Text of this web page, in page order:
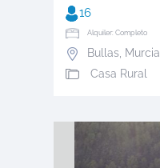
16
Alquiler: Completo
Bullas, Murcia
Casa Rural